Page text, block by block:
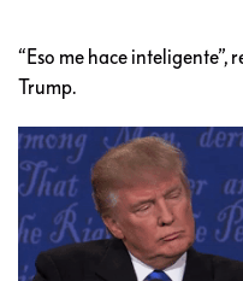
“Eso me hace inteligente”,
Trump.